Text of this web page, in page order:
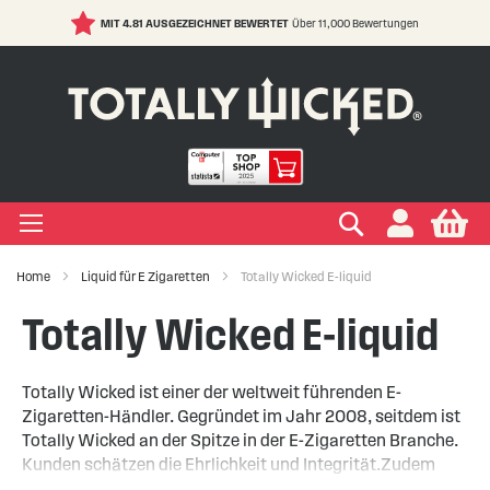
MIT 4.81 AUSGEZEICHNET BEWERTET Über 11,000 Bewertungen
Suchen
LIQUIDS
+
EINWEG E ZIGARETTE
+
E Zigarette
ELFBAR
+
VAPE PODS
+
Marken
E ZIGARETTE
+
Marken
VERDAMPFER
+
ZUBEHÖR
+
MARKEN
+
RATGEBER
+
SALE
Home Liquid für E Zigaretten Totally Wicked E-liquid
Totally Wicked E-liquid
Totally Wicked ist einer der weltweit führenden E-
Zigaretten-Händler. Gegründet im Jahr 2008, seitdem ist
Totally Wicked an der Spitze in der E-Zigaretten Branche.
Kunden schätzen die Ehrlichkeit und Integrität.Zudem